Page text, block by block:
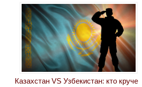
Казахстан VS Узбекистан: кто круче